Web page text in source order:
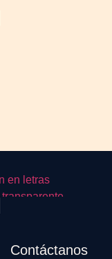
Contáctanos